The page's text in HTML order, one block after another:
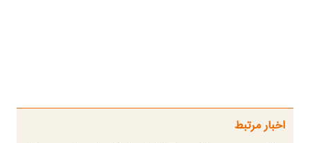
اخبار مرتبط